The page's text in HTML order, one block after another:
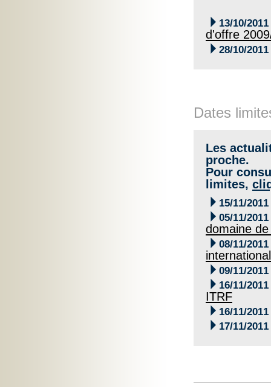
 13/10/2011
d'offre
 28/10/2011
Dates
Les
proche.
Pour
limites,
 15/11/2011
 05/11/2011
domaine
 08/11/2011
 09/11/2011
 16/11/2011
ITRF
 16/11/2011
 17/11/2011